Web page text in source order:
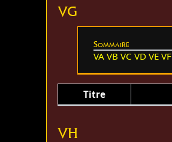
VG
Sommaire
VA VB VC VD VE VF
Titre
VH